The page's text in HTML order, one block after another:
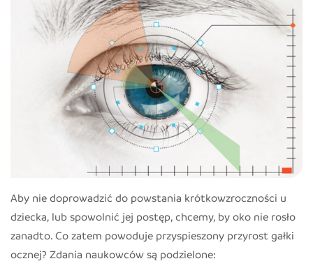
Aby nie doprowadzić do powstania krótkowzroczności u
dziecka, lub spowolnić jej postęp, chcemy, by oko nie rosło
zanadto. Co zatem powoduje przyspieszony przyrost gałki
ocznej? Zdania naukowców są podzielone: